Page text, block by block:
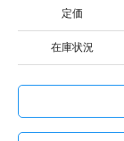
定価
在庫状況